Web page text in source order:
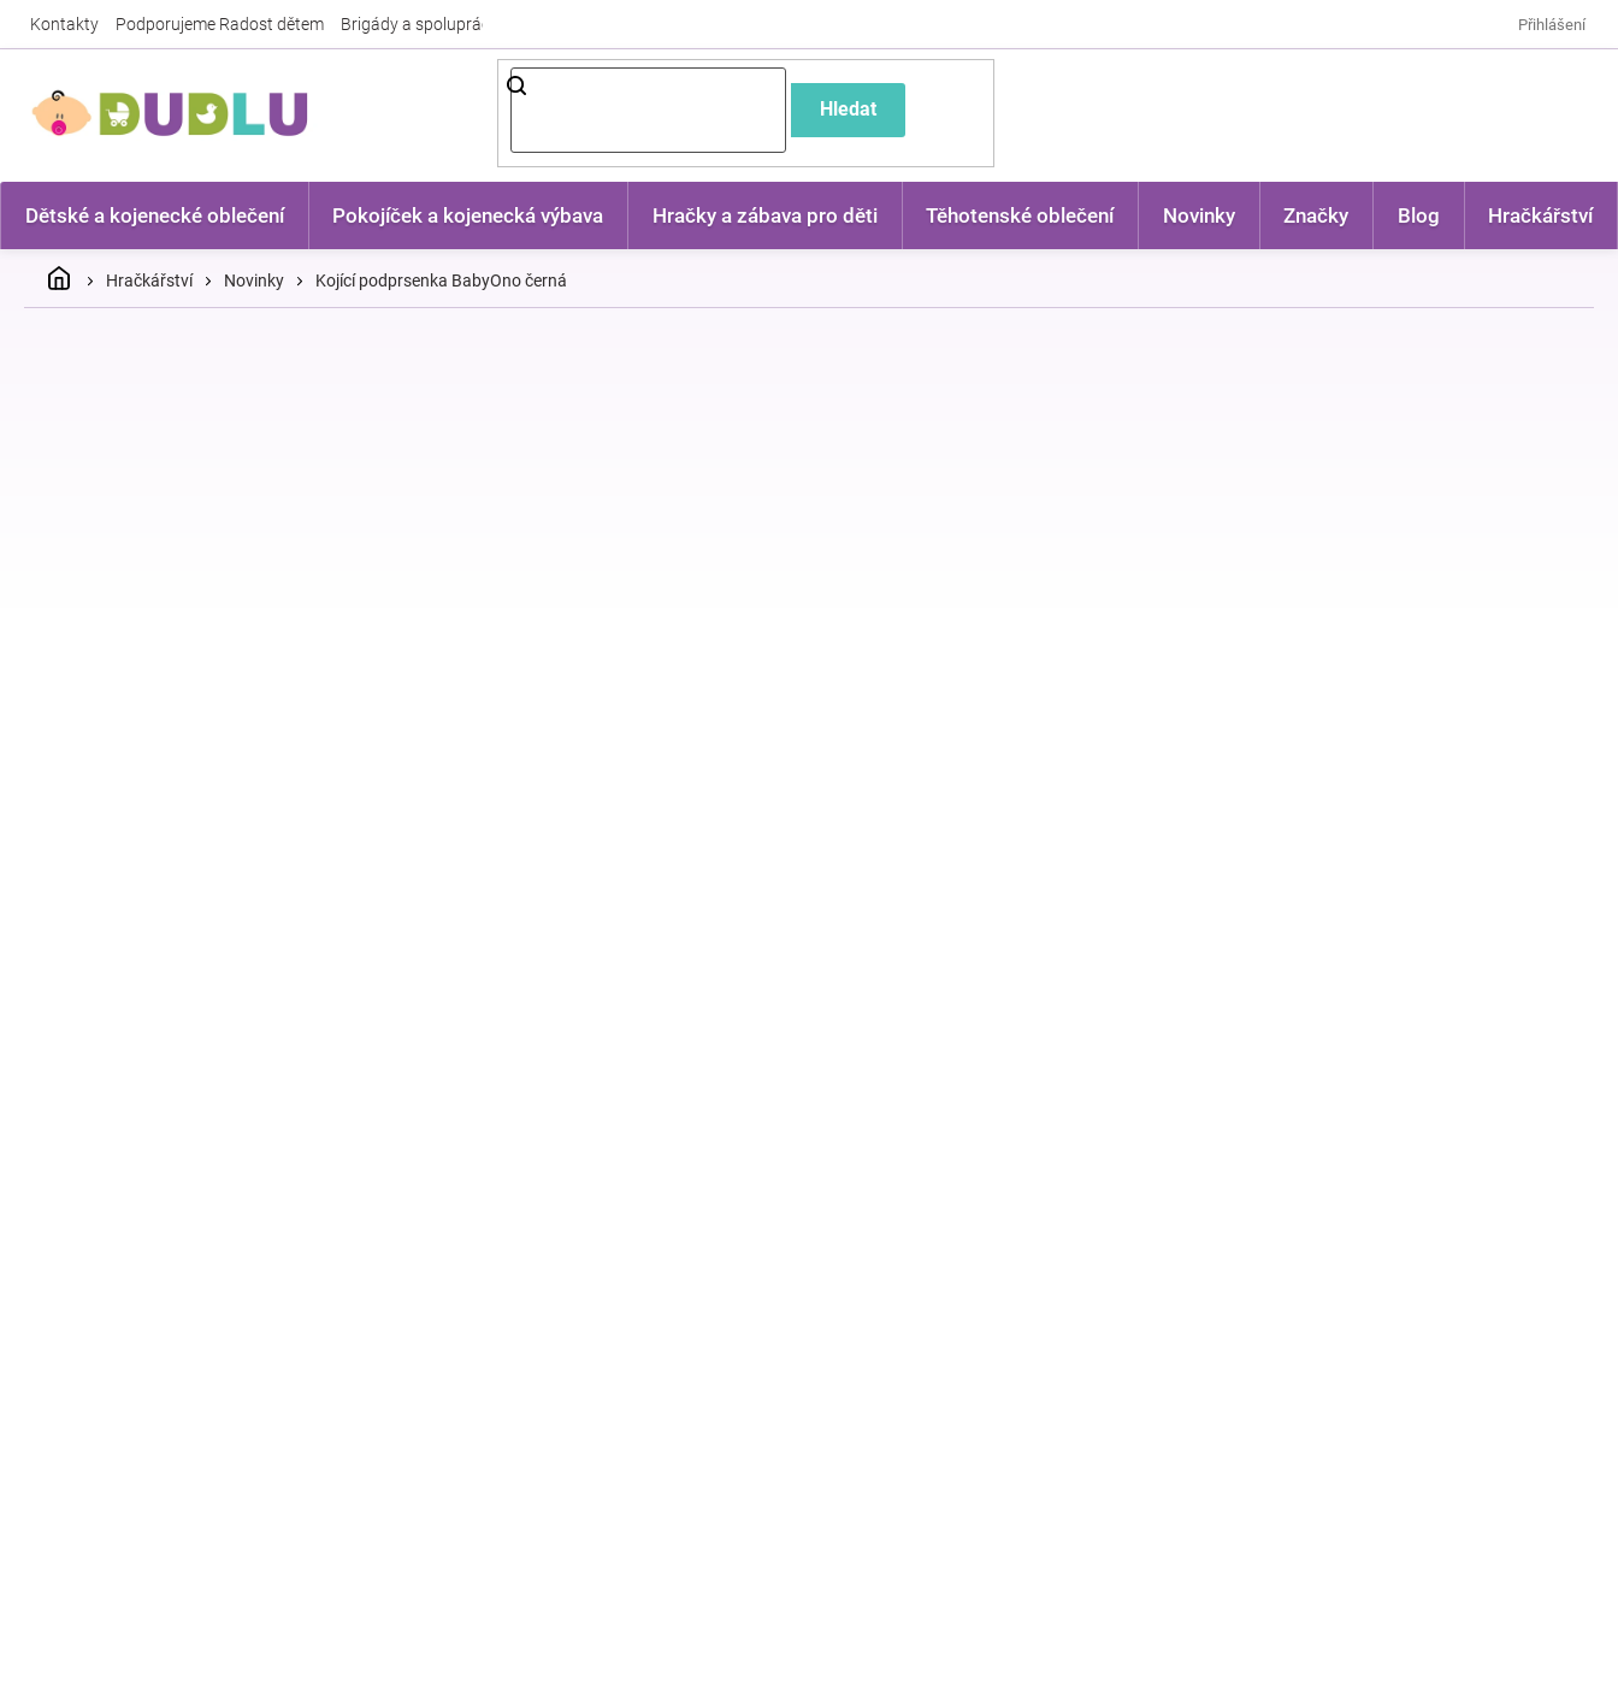
Kontakty Podporujeme Radost dětem Brigády a spolupráce Přihlášení
Hledat
Dětské a kojenecké oblečení Pokojíček a kojenecká výbava Hračky a zábava pro děti Těhotenské oblečení Novinky Značky Blog Hračkářství
DomůHračkářství Novinky Kojící podprsenka BabyOno černá